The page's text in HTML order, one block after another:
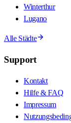
Winterthur
Lugano
Alle Städte
Support
Kontakt
Hilfe & FAQ
Impressum